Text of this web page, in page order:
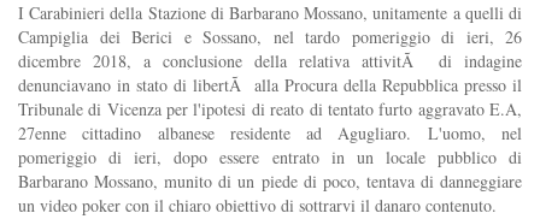
I Carabinieri della Stazione di Barbarano Mossano, unitamente a quelli di
Campiglia dei Berici e Sossano, nel tardo pomeriggio di ieri, 26
dicembre 2018, a conclusione della relativa attivitÃ di indagine
denunciavano in stato di libertÃ alla Procura della Repubblica presso il
Tribunale di Vicenza per l'ipotesi di reato di tentato furto aggravato E.A,
27enne cittadino albanese residente ad Agugliaro. L'uomo, nel
pomeriggio di ieri, dopo essere entrato in un locale pubblico di
Barbarano Mossano, munito di un piede di poco, tentava di danneggiare
un video poker con il chiaro obiettivo di sottrarvi il danaro contenuto.